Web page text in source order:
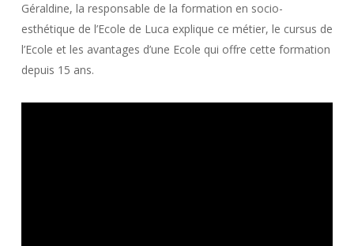
Géraldine, la responsable de la formation en socio-
esthétique de l’Ecole de Luca explique ce métier, le cursus de
l’Ecole et les avantages d’une Ecole qui offre cette formation
depuis 15 ans.